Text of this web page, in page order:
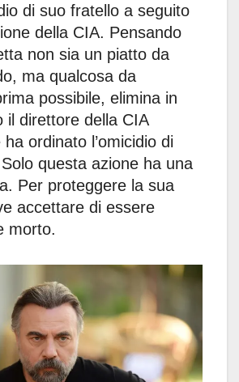
di suo fratello a seguito
della CIA. Pensando
non sia un piatto da
ma qualcosa da
possibile, elimina in
il direttore della CIA
ordinato l’omicidio di
questa azione ha una
Per proteggere la sua
accettare di essere
morto.